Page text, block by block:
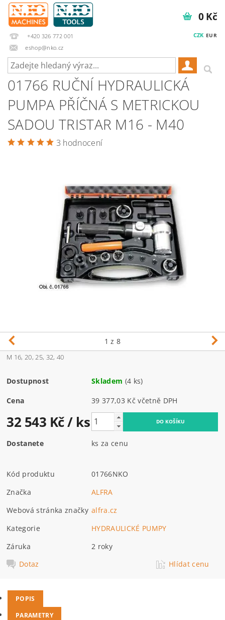
+420 326 772 001
eshop@nko.cz
CZK EUR
0 Kč
01766 RUČNÍ HYDRAULICKÁ
PUMPA PŘÍČNÁ S METRICKOU
SADOU TRISTAR M16 - M40
3 hodnocení
1 z 8
M 16, 20, 25, 32, 40
Dostupnost Skladem (4 ks)
Cena 39 377,03 Kč včetně DPH
32 543 Kč/ ks
Dostanete ks za cenu
Kód produktu
01766NKO
Značka
ALFRA
Webová stránka značky alfra.cz
Kategorie
HYDRAULICKÉ PUMPY
Záruka
2 roky
Dotaz
Hlídat cenu
POPIS
PARAMETRY